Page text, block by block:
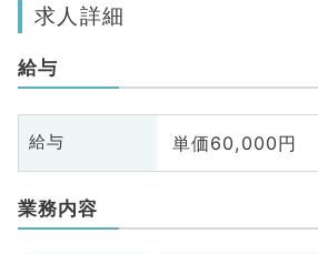
求人詳細
給与
給与 単価60,000円
業務内容